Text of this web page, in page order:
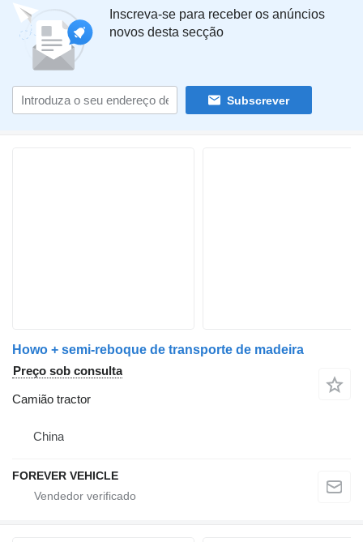
Inscreva-se para receber os anúncios
novos desta secção
Subscrever
Howo + semi-reboque de transporte de madeira
Preço sob consulta
Camião tractor
China
FOREVER VEHICLE